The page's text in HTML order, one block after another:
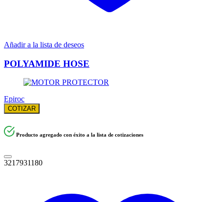
Añadir a la lista de deseos
POLYAMIDE HOSE
Epiroc
COTIZAR
Producto agregado con éxito a la lista de cotizaciones
3217931180